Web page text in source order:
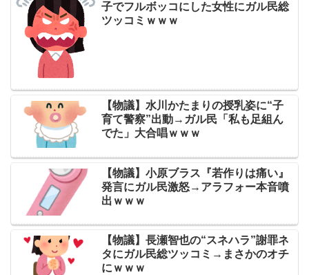
子でフルボッコにした女性にガル民総
ツッコミｗｗｗ
【物議】水川かたまりの授乳姿に“子
育て警察”出動→ガル民「私も足組ん
でた」大合唱ｗｗｗ
【物議】小原ブラス『若作りは痛い』
発言にガル民激怒→アラフォー本音噴
出ｗｗｗ
【物議】長瀬智也の“スネハラ”謝罪ネ
タにガル民総ツッコミ→まさかのオチ
にｗｗｗ